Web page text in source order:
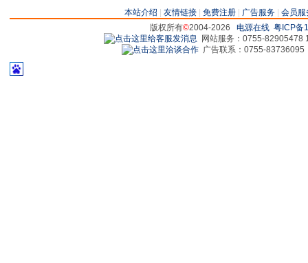
本站介绍 友情链接 免费注册 广告服务
会员服
版权所有©2004-2026 电源在线 粤ICP备
网站服务：0755-82905478
广告联系：0755-